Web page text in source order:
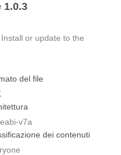
1.0.3
or update to the
del file
v7a
dei contenuti